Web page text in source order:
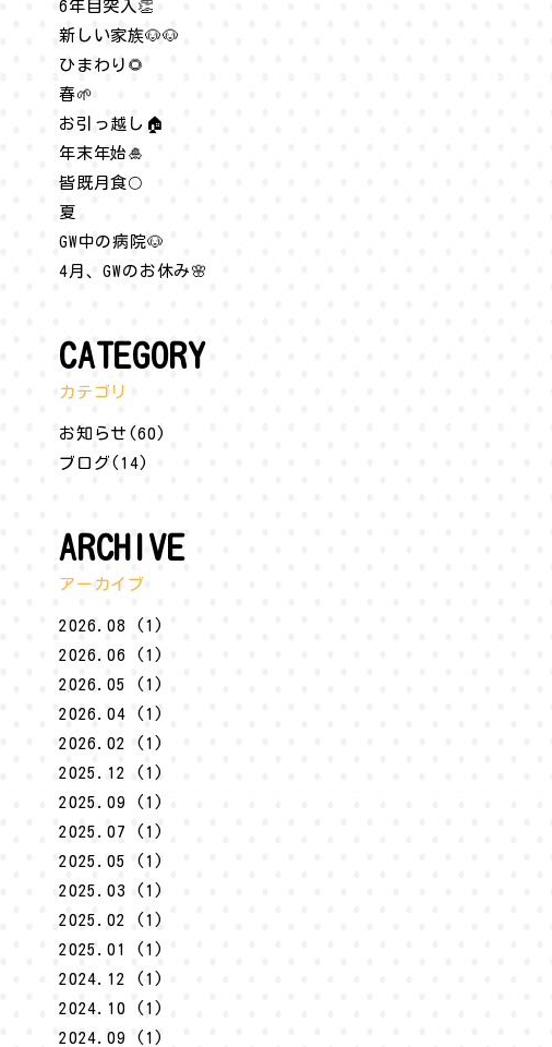
6年目突入👏
新しい家族🐶🐶
ひまわり🌻
春🌱
お引っ越し🏠
年末年始🎍
皆既月食🌕
夏
GW中の病院🐶
4月、GWのお休み🌸
CATEGORY
カテゴリ
お知らせ(60)
ブログ(14)
ARCHIVE
アーカイブ
2026.08 (1)
2026.06 (1)
2026.05 (1)
2026.04 (1)
2026.02 (1)
2025.12 (1)
2025.09 (1)
2025.07 (1)
2025.05 (1)
2025.03 (1)
2025.02 (1)
2025.01 (1)
2024.12 (1)
2024.10 (1)
2024.09 (1)